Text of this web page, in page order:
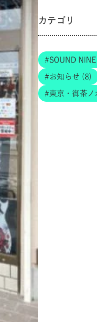
カテゴリ
SOUND
お知らせ (8)
東京・御茶ノ